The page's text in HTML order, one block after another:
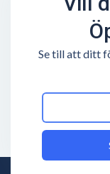
Se till att ditt